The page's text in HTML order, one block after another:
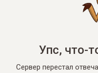
Упс, что-
Сервер перестал